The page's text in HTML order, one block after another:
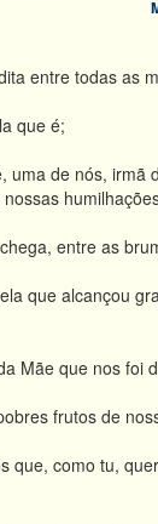
entre todas as
que é;
uma de nós, irmã
entre as
que alcançou
Mãe que nos foi
frutos de
que, como tu,